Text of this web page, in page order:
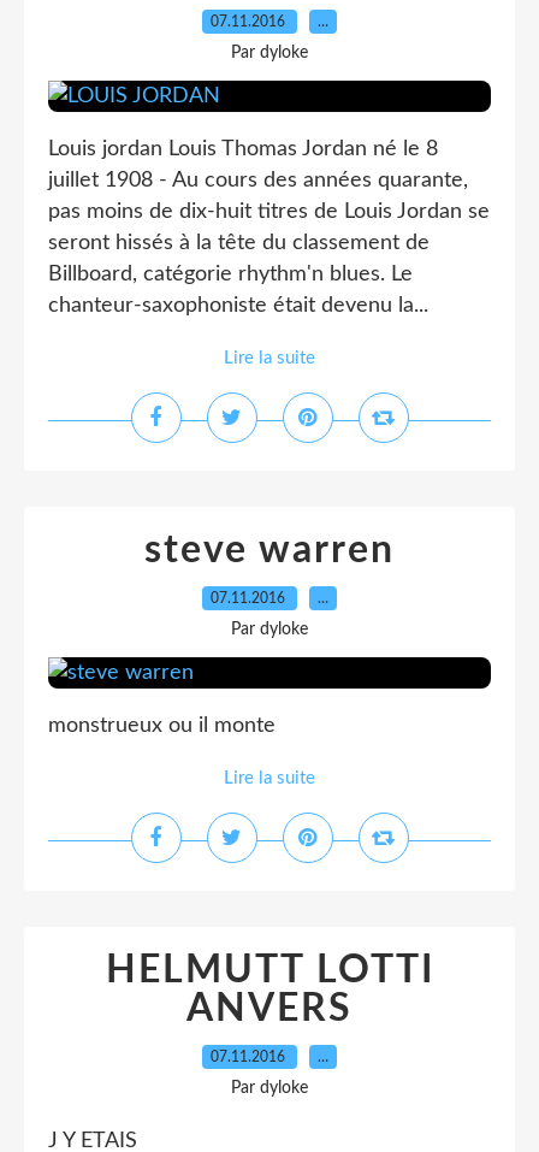
07.11.2016 …
Par dyloke
Louis jordan Louis Thomas Jordan né le 8
juillet 1908 - Au cours des années quarante,
pas moins de dix-huit titres de Louis Jordan se
seront hissés à la tête du classement de
Billboard, catégorie rhythm'n blues. Le
chanteur-saxophoniste était devenu la...
Lire la suite
steve warren
07.11.2016 …
Par dyloke
monstrueux ou il monte
Lire la suite
HELMUTT LOTTI
ANVERS
07.11.2016 …
Par dyloke
J Y ETAIS